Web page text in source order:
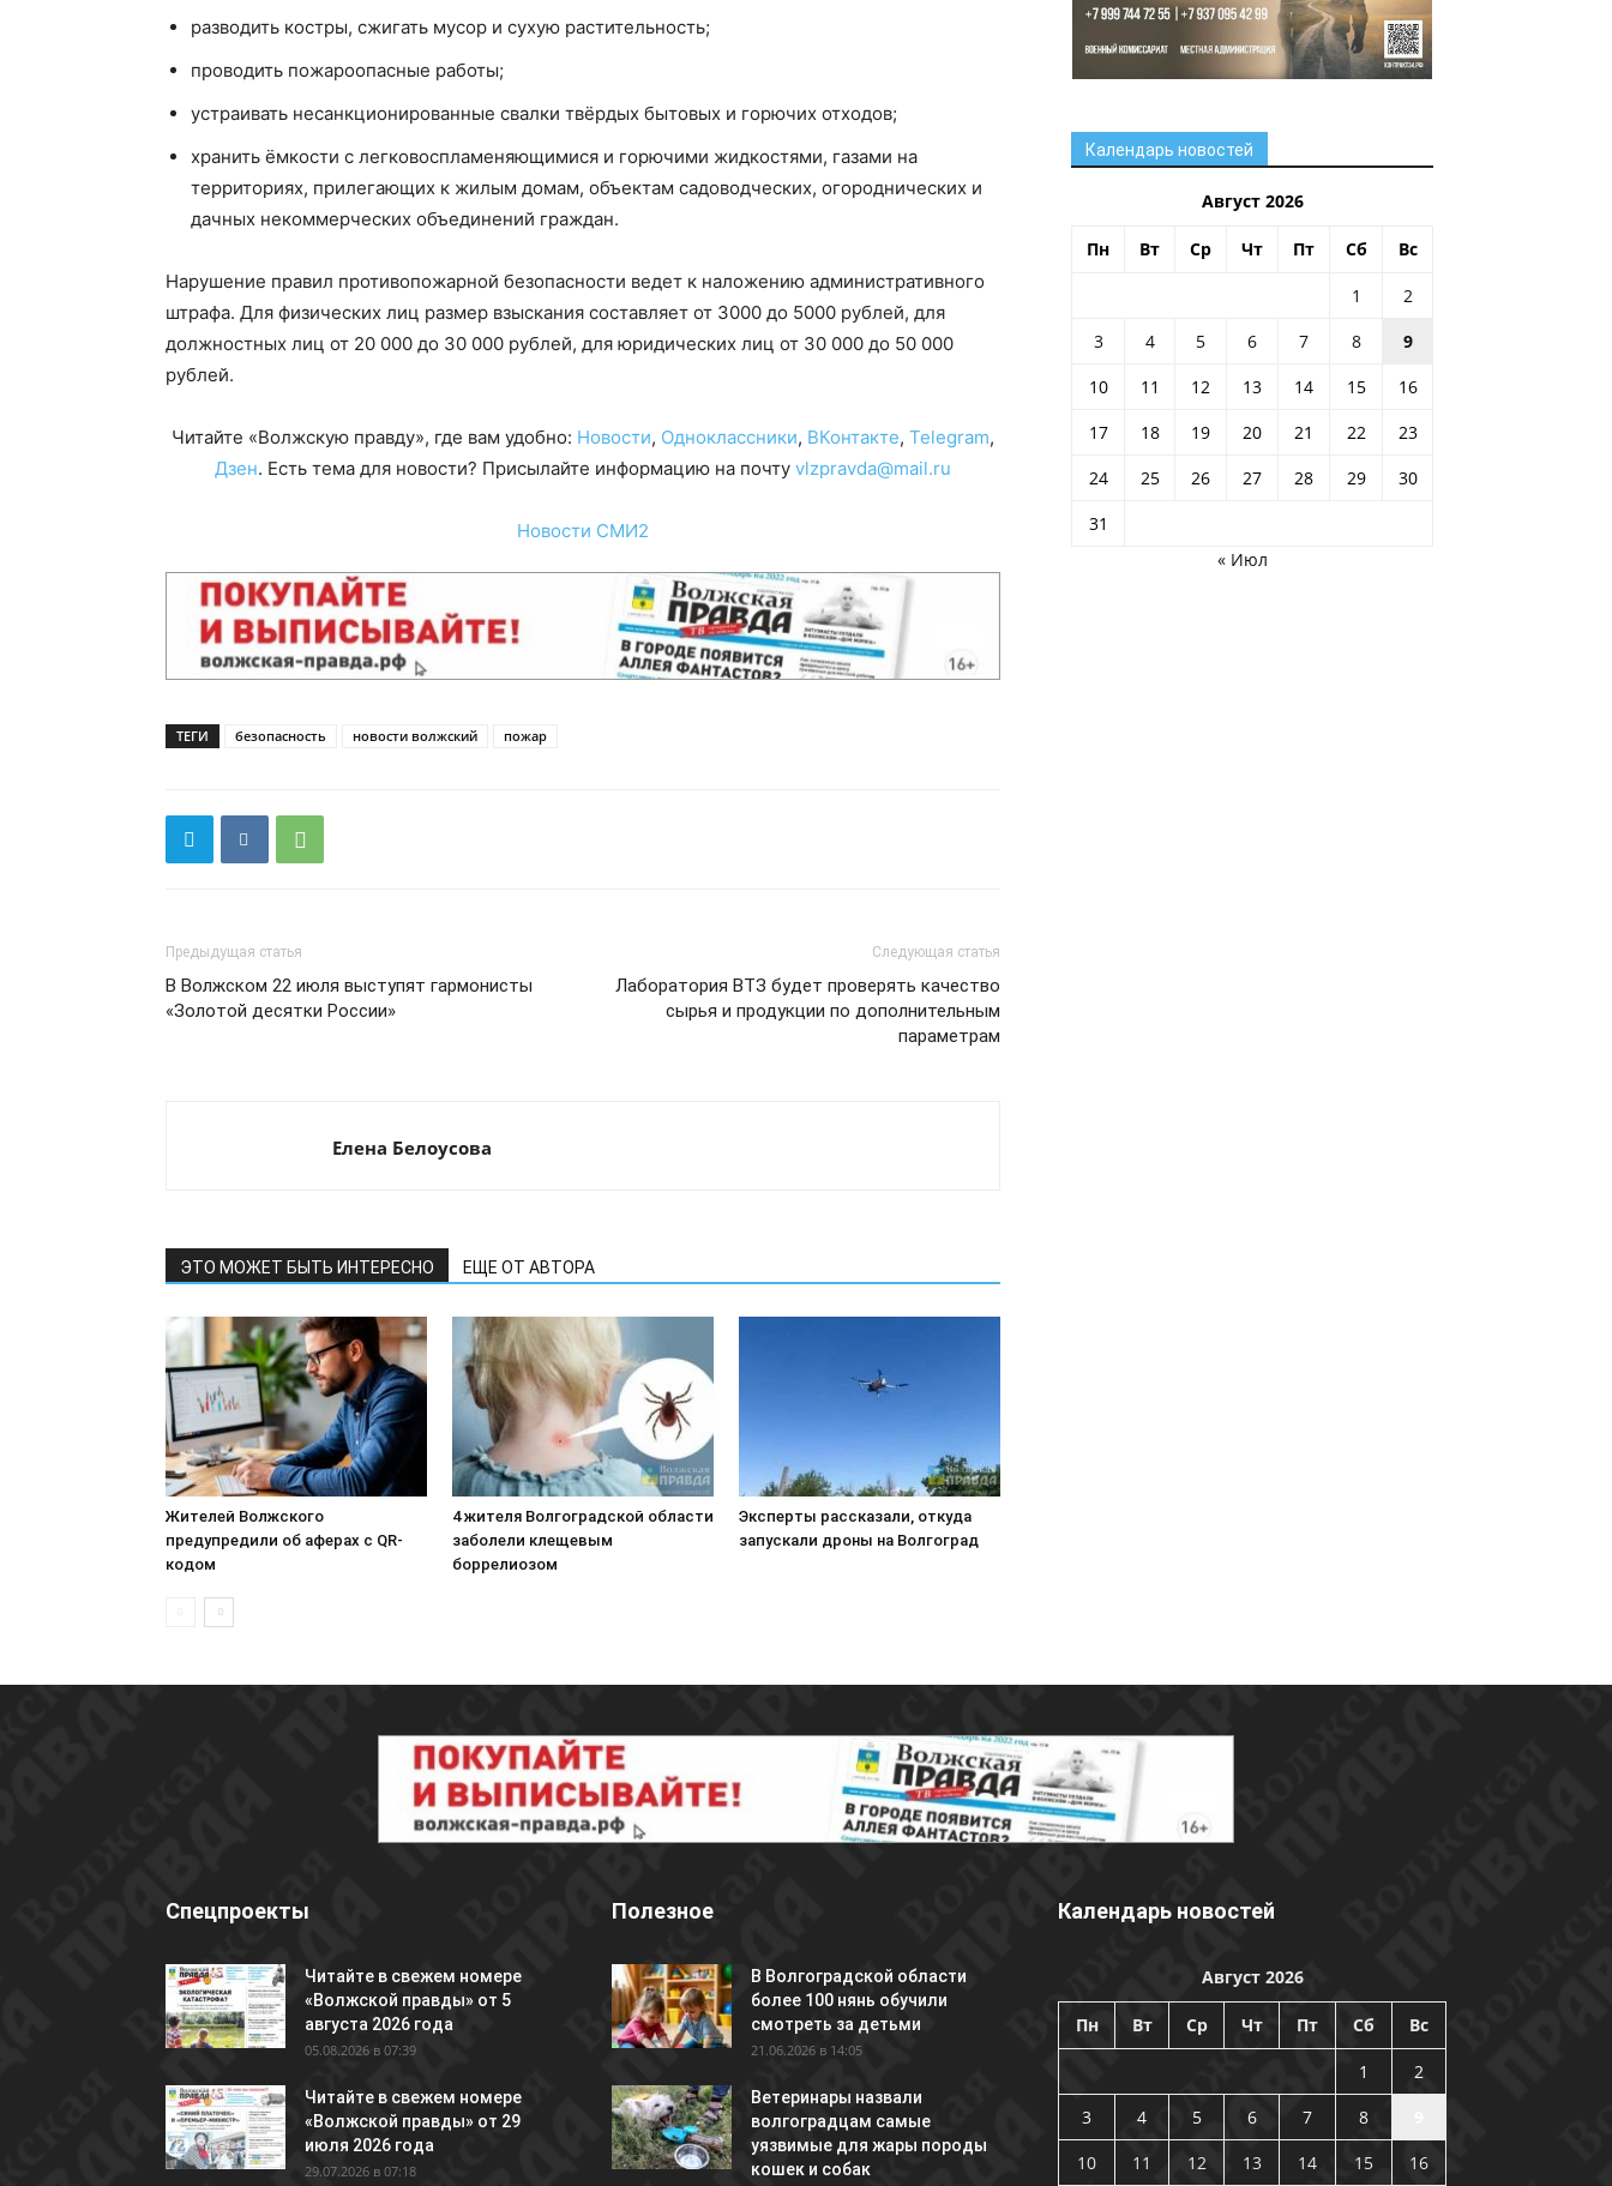
разводить костры, сжигать мусор и сухую растительность;
проводить пожароопасные работы;
устраивать несанкционированные свалки твёрдых бытовых и горючих отходов;
хранить ёмкости с легковоспламеняющимися и горючими жидкостями, газами на
территориях, прилегающих к жилым домам, объектам садоводческих, огороднических и
дачных некоммерческих объединений граждан.
Нарушение правил противопожарной безопасности ведет к наложению административного
штрафа. Для физических лиц размер взыскания составляет от 3000 до 5000 рублей, для
должностных лиц от 20 000 до 30 000 рублей, для юридических лиц от 30 000 до 50 000
рублей.
Читайте «Волжскую правду», где вам удобно: Новости, Одноклассники, ВКонтакте, Telegram,
Дзен. Есть тема для новости? Присылайте информацию на почту vlzpravda@mail.ru
Новости СМИ2
ТЕГИ безопасность новости волжский пожар
Предыдущая статья
В Волжском 22 июля выступят гармонисты
«Золотой десятки России»
Следующая статья
Лаборатория ВТЗ будет проверять качество
сырья и продукции по дополнительным
параметрам
Елена Белоусова
ЭТО МОЖЕТ БЫТЬ ИНТЕРЕСНО ЕЩЕ ОТ АВТОРА
Жителей Волжского
предупредили об аферах с QR-
кодом
4 жителя Волгоградской области
заболели клещевым
боррелиозом
Эксперты рассказали, откуда
запускали дроны на Волгоград
Календарь новостей
Август 2026
Пн Вт Ср Чт Пт Сб Вс
1
2
3
4 5 6 7 8
9
10
11 12 13 14 15
16
17
18 19 20 21 22
23
24
25 26 27 28 29
30
31
« Июл
Спецпроекты
Читайте в свежем номере
«Волжской правды» от 5
августа 2026 года
05.08.2026 в 07:39
Читайте в свежем номере
«Волжской правды» от 29
июля 2026 года
29.07.2026 в 07:18
Полезное
В Волгоградской области
более 100 нянь обучили
смотреть за детьми
21.06.2026 в 14:05
Ветеринары назвали
волгоградцам самые
уязвимые для жары породы
кошек и собак
Календарь новостей
Август 2026
Пн Вт Ср Чт Пт Сб Вс
1
2
3
4 5 6 7 8
10
11 12 13 14 15 16